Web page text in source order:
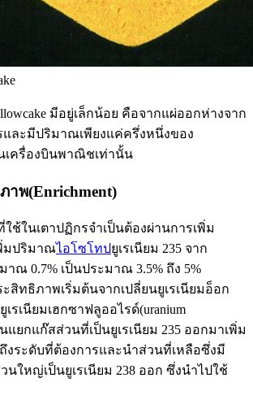
มีอยู่เล็กน้อย คือจากแผ่ออกห่างจาก
และมีปริมาณเพียงแค่ครึ่งหนึ่งของ
เครื่องบินพาณิชเท่านั้น
าพ(Enrichment)
ใช้ในเตาปฏิกรจำเป็นต้องผ่านการเพิ่ม
มปริมาณไอโซโทปยูเรเนียม 235 จาก
ณ 0.7% เป็นประมาณ 3.5% ถึง 5%
สิทธิภาพเริ่มต้นจากเปลี่ยนยูเรเนียมอ็อก
รเนียมเฮกซาฟลูออไรด์(uranium
แยกแก๊สส่วนที่เป็นยูเรเนียม 235 ออกมาเพิ่ม
งระดับที่ต้องการและนำส่วนที่เหลือซึ่งมี
นใหญ่เป็นยูเรเนียม 238 ออก ซึ่งนำไปใช้